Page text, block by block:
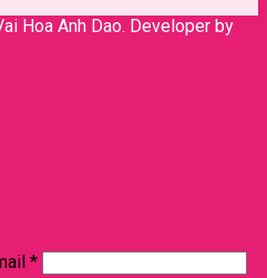
Hoa Anh Dao. Developer by
*